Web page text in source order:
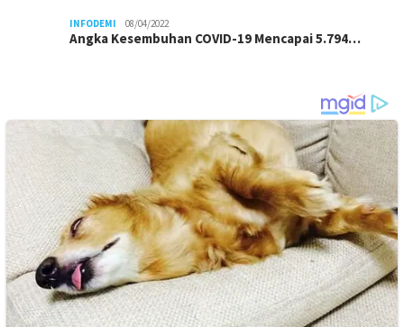
INFODEMI 08/04/2022
Angka Kesembuhan COVID-19 Mencapai 5.794…